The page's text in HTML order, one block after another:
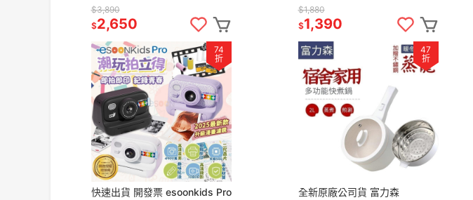
304 熱水壺 快煮壺 熱水瓶 定量
出水 宿舍必備
$3,890
$2,650
PC IOS 安卓 凱蒂貓 無線手把
控制器
$1,880
$1,390
74
折
快速出貨 開發票 esoonkids Pro
47
折
全新原廠公司貨 富力森